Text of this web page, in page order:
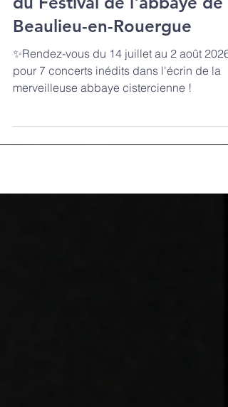
teaser de la 4ème édition
du Festival de l'abbaye de
Beaulieu-en-Rouergue
✨Rendez-vous du 14 juillet au 2 août 2026